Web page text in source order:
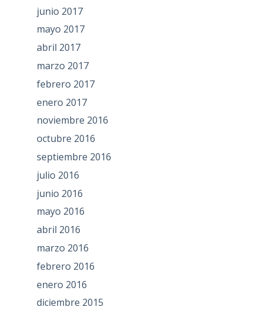
junio 2017
mayo 2017
abril 2017
marzo 2017
febrero 2017
enero 2017
noviembre 2016
octubre 2016
septiembre 2016
julio 2016
junio 2016
mayo 2016
abril 2016
marzo 2016
febrero 2016
enero 2016
diciembre 2015